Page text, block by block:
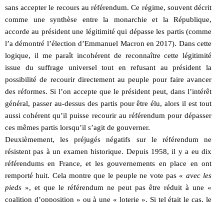
sans accepter le recours au référendum. Ce régime, souvent décrit
comme une synthèse entre la monarchie et la République,
accorde au président une légitimité qui dépasse les partis (comme
l’a démontré l’élection d’Emmanuel Macron en 2017). Dans cette
logique, il me paraît incohérent de reconnaître cette légitimité
issue du suffrage universel tout en refusant au président la
possibilité de recourir directement au peuple pour faire avancer
des réformes. Si l’on accepte que le président peut, dans l’intérêt
général, passer au-dessus des partis pour être élu, alors il est tout
aussi cohérent qu’il puisse recourir au référendum pour dépasser
ces mêmes partis lorsqu’il s’agit de gouverner.
Deuxièmement, les préjugés négatifs sur le référendum ne
résistent pas à un examen historique. Depuis 1958, il y a eu dix
référendums en France, et les gouvernements en place en ont
remporté huit. Cela montre que le peuple ne vote pas « avec les
pieds », et que le référendum ne peut pas être réduit à une «
coalition d’opposition » ou à une « loterie ». Si tel était le cas, le